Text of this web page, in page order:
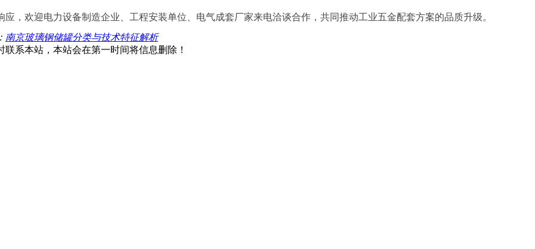
，欢迎电力设备制造企业、工程安装单位、电气成套厂家来电洽谈合作，共同推动工业五金配套方案的品质升级。
南京玻璃钢储罐分类与技术特征解析
系本站，本站会在第一时间将信息删除！